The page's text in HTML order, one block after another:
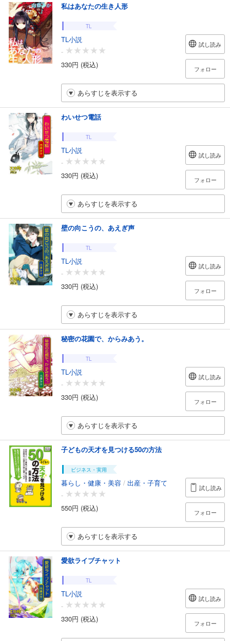
私はあなたの生き人形
TL
TL小説
-
330円 (税込)
試し読み
フォロー
あらすじを表示する
わいせつ電話
TL
TL小説
-
330円 (税込)
試し読み
フォロー
あらすじを表示する
壁の向こうの、あえぎ声
TL
TL小説
-
330円 (税込)
試し読み
フォロー
あらすじを表示する
秘密の花園で、からみあう。
TL
TL小説
-
330円 (税込)
試し読み
フォロー
あらすじを表示する
子どもの天才を見つける50の方法
ビジネス・実用
暮らし・健康・美容 / 出産・子育て
-
550円 (税込)
試し読み
フォロー
あらすじを表示する
愛欲ライブチャット
TL
TL小説
-
330円 (税込)
試し読み
フォロー